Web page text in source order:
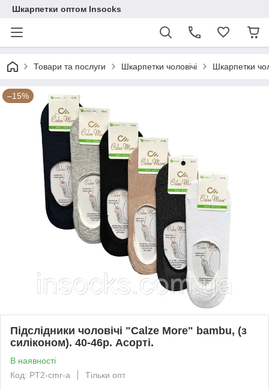
Шкарпетки оптом Insocks
Товари та послуги Шкарпетки чоловічі Шкарпетки
–15%
Підслідники чоловічі "Calze More" bambu, (з
силіконом). 40-46р. Асорті.
В наявності
Код: PT2-cmr-a
Тільки опт